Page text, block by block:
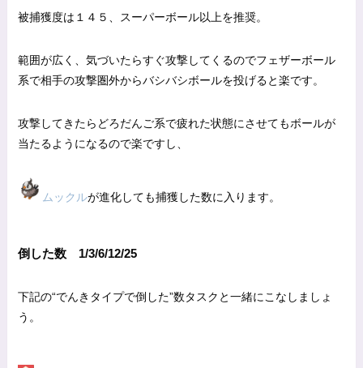
被捕獲度は１４５、スーパーボール以上を推奨。
範囲が広く、気づいたらすぐ攻撃してくるのでフェザーボール
系で相手の攻撃圏外からバシバシボールを投げると楽です。
攻撃してきたらどろだんご系で疲れた状態にさせてもボールが
当たるようになるので楽ですし、
ムックルが進化しても捕獲した数に入ります。
倒した数 1/3/6/12/25
下記の“でんきタイプで倒した”数タスクと一緒にこなしましょ
う。